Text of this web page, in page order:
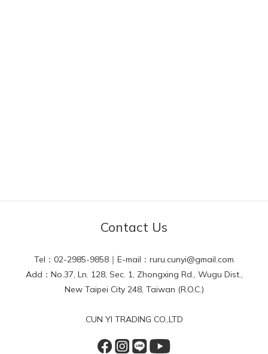
Contact Us
Tel：02-2985-9858｜E-mail：ruru.cunyi@gmail.com
Add：No.37, Ln. 128, Sec. 1, Zhongxing Rd., Wugu Dist.,
New Taipei City 248, Taiwan (R.O.C.)
CUN YI TRADING CO.,LTD